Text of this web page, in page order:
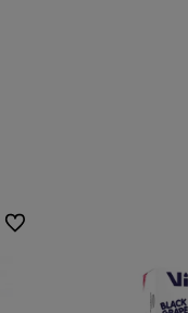
Do ulubionych